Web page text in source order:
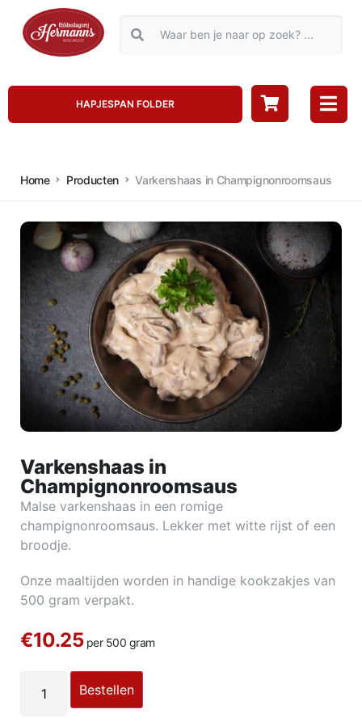
HAPJESPAN FOLDER
Home Producten Varkenshaas in Champignonroomsaus
Varkenshaas in
Champignonroomsaus
Malse varkenshaas in een romige
champignonroomsaus. Lekker met witte rijst of een
broodje.
Onze maaltijden worden in handige kookzakjes van
500 gram verpakt.
€10.25per 500 gram
Bestellen